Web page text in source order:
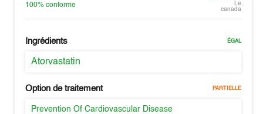
100%conforme
Le
canada
Ingrédients ÉGAL
Atorvastatin
Option de traitement PARTIELLE
Prevention Of Cardiovascular Disease